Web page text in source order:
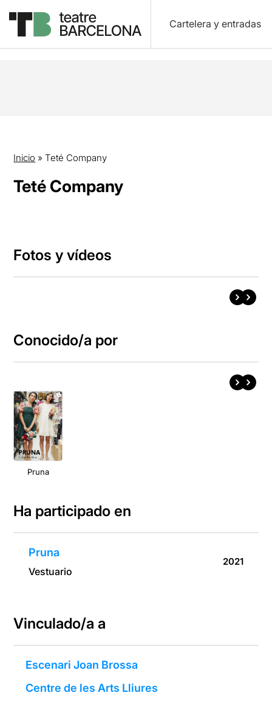
Cartelera y entradas
Inicio »Teté Company
Teté Company
Fotos y vídeos
Conocido/a por
Pruna
Ha participado en
Pruna
Vestuario
2021
Vinculado/a a
Escenari Joan Brossa
Centre de les Arts Lliures